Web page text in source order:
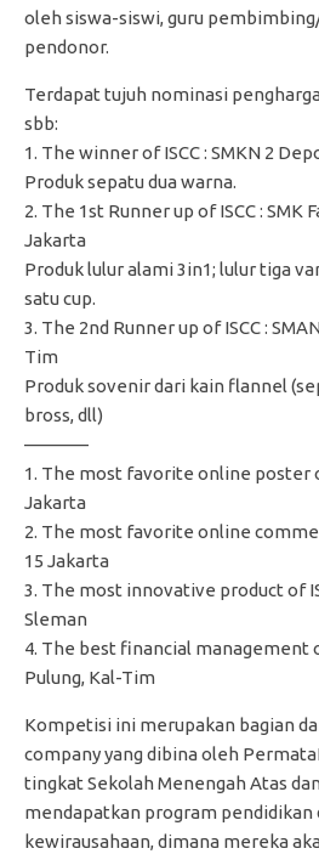
oleh siswa-siswi, guru
pendonor.
Terdapat tujuh nominasi
sbb:
1. The winner of ISCC : SMKN 2
Produk sepatu dua warna.
2. The 1st Runner up of ISCC : SMK
Jakarta
Produk lulur alami 3in1; lulur tiga
satu cup.
3. The 2nd Runner up of ISCC :
Tim
Produk sovenir dari kain flannel
bross, dll)
———–
1. The most favorite online poster
Jakarta
2. The most favorite online
15 Jakarta
3. The most innovative product of
Sleman
4. The best financial management
Pulung, Kal-Tim
Kompetisi ini merupakan bagian
company yang dibina oleh
tingkat Sekolah Menengah Atas
mendapatkan program pendidikan
kewirausahaan, dimana mereka